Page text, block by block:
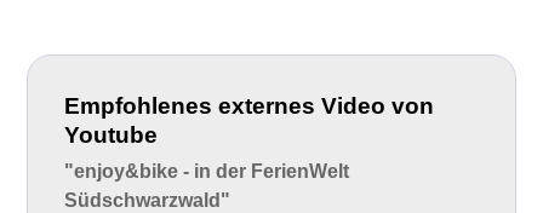
Empfohlenes externes Video von
Youtube
"enjoy&bike - in der FerienWelt
Südschwarzwald"